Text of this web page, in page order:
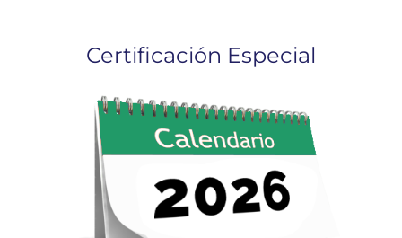
Certificación Especial